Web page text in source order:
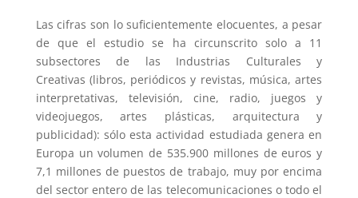
Las cifras son lo suficientemente elocuentes, a pesar
de que el estudio se ha circunscrito solo a 11
subsectores de las Industrias Culturales y
Creativas (libros, periódicos y revistas, música, artes
interpretativas, televisión, cine, radio, juegos y
videojuegos, artes plásticas, arquitectura y
publicidad): sólo esta actividad estudiada genera en
Europa un volumen de 535.900 millones de euros y
7,1 millones de puestos de trabajo, muy por encima
del sector entero de las telecomunicaciones o todo el